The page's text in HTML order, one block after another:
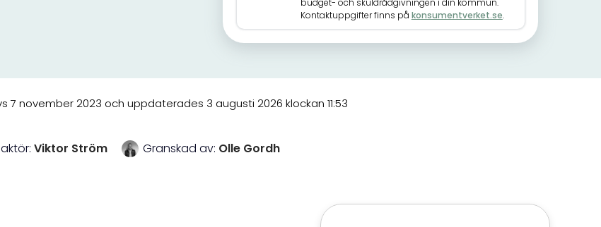
budget- och skuldrådgivningen i din kommun.
Kontaktuppgifter finns på konsumentverket.se.
7 november 2023 och uppdaterades 3 augusti 2026 klockan 11:53
Viktor Ström Granskad av: Olle Gordh